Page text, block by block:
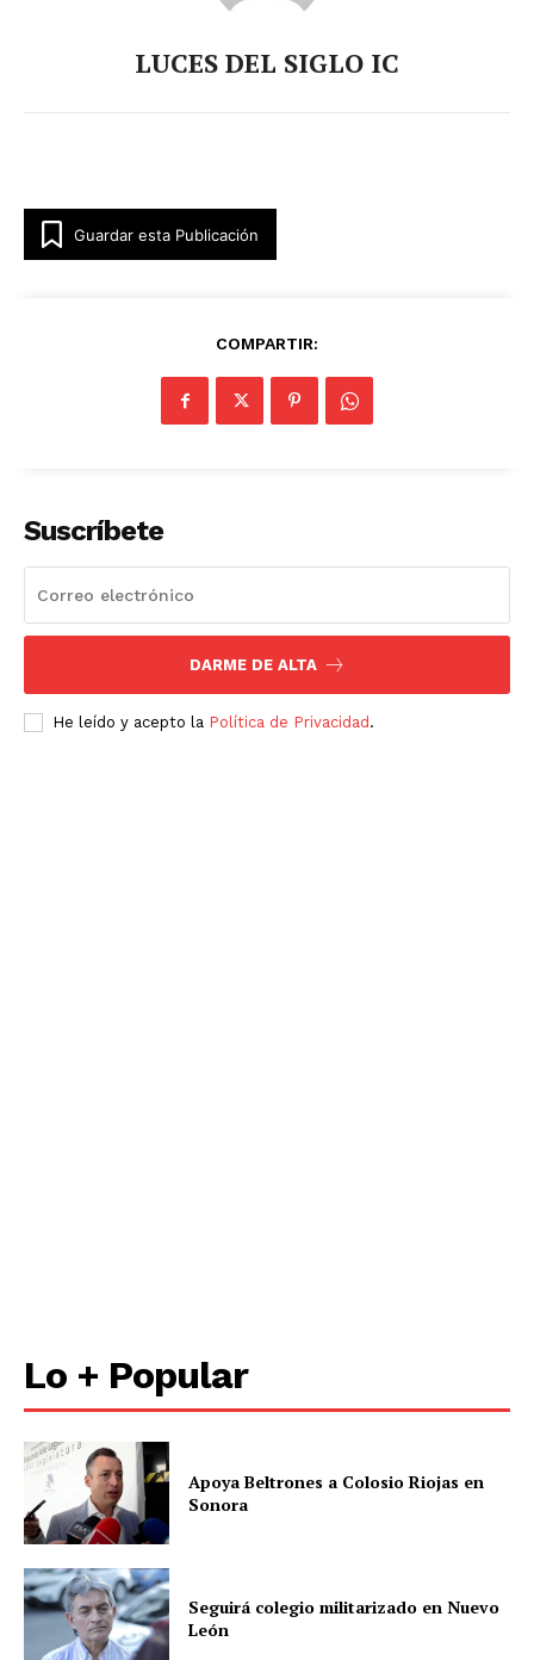
LUCES DEL SIGLO IC
Guardar esta Publicación
COMPARTIR:
Suscríbete
DARME DE ALTA
He leído y acepto la Política de Privacidad .
Lo + Popular
Apoya Beltrones a Colosio Riojas en
Sonora
Seguirá colegio militarizado en Nuevo
León